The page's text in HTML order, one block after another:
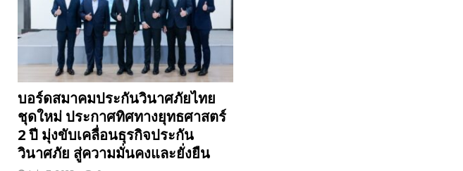
บอร์ดสมาคมประกันวินาศภัยไทย
ชุดใหม่ ประกาศทิศทางยุทธศาสตร์
2 ปี มุ่งขับเคลื่อนธุรกิจประกัน
วินาศภัย สู่ความมั่นคงและยั่งยืน